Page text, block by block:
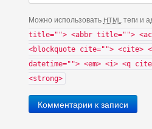
Можно использовать HTML теги и
title=""> <abbr title="">
<blockquote cite=""> <cite>
datetime=""> <em> <i> <q
<strong>
Комментарии к записи